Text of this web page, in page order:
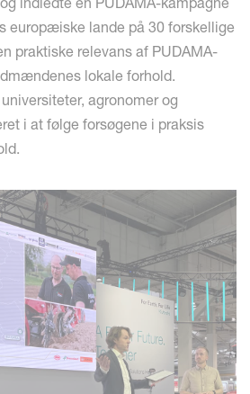
europæiske lande på 30 forskellige
praktiske relevans af PUDAMA-
lokale forhold.
agronomer og
i at følge forsøgene i praksis